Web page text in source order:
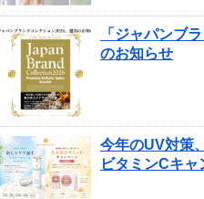
「ジャパンブ
のお知らせ
今年のUV対策
ビタミンCキャ